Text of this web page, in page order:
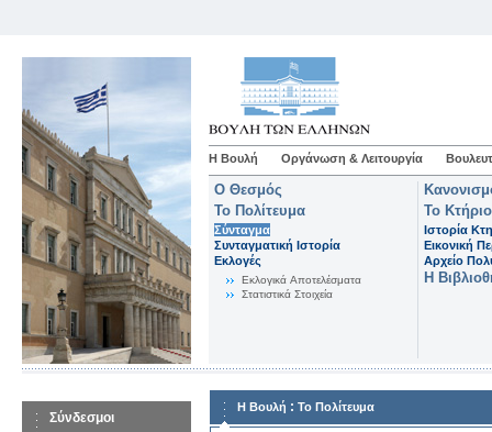
Η Βουλή Οργάνωση & Λειτουργία
Ο Θεσμός
Το Πολίτευμα
Σύνταγμα
Συνταγματική Ιστορία
Εκλογές
Eκλογικά Aποτελέσματα
Στατιστικά Στοιχεία
Το Κτήριο
Ιστορία
Εικονική
Αρχείο
Η
Σύνδεσμοι
Η Βουλή : Το Πολίτευμα